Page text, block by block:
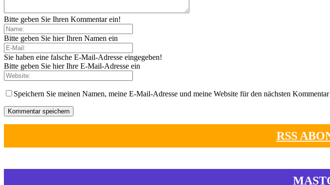
Bitte geben Sie Ihren Kommentar ein!
Bitte geben Sie hier Ihren Namen ein
Sie haben eine falsche E-Mail-Adresse eingegeben!
Bitte geben Sie hier Ihre E-Mail-Adresse ein
Speichern Sie meinen Namen, meine E-Mail-Adresse und meine Website für den nächsten
RSS